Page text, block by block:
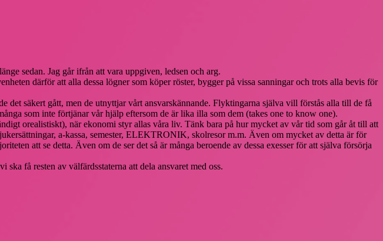
sedan. Jag går ifrån att vara uppgiven, ledsen och arg.
därför att alla dessa lögner som köper röster, bygger på vissa sanningar och trots alla bevis för
det säkert gått, men de utnyttjar vårt ansvarskännande. Flyktingarna själva vill förstås alla till de få
som inte förtjänar vår hjälp eftersom de är lika illa som dem (takes one to know one).
orealistiskt), när ekonomi styr allas våra liv. Tänk bara på hur mycket av vår tid som går åt till att
a-kassa, semester, ELEKTRONIK, skolresor m.m. Även om mycket av detta är för
att se detta. Även om de ser det så är många beroende av dessa exesser för att själva försörja
få resten av välfärdsstaterna att dela ansvaret med oss.